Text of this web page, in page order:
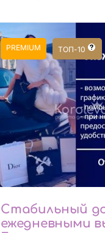
PREMIUM ТОП-10
Стабильный
ежедневными